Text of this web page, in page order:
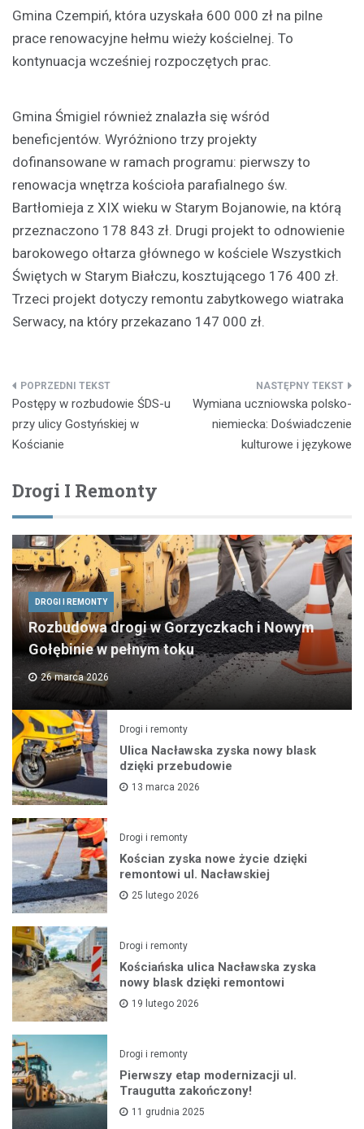
Gmina Czempiń, która uzyskała 600 000 zł na pilne
prace renowacyjne hełmu wieży kościelnej. To
kontynuacja wcześniej rozpoczętych prac.
Gmina Śmigiel również znalazła się wśród
beneficjentów. Wyróżniono trzy projekty
dofinansowane w ramach programu: pierwszy to
renowacja wnętrza kościoła parafialnego św.
Bartłomieja z XIX wieku w Starym Bojanowie, na którą
przeznaczono 178 843 zł. Drugi projekt to odnowienie
barokowego ołtarza głównego w kościele Wszystkich
Świętych w Starym Białczu, kosztującego 176 400 zł.
Trzeci projekt dotyczy remontu zabytkowego wiatraka
Serwacy, na który przekazano 147 000 zł.
Nawigacja
wpisu
Postępy w rozbudowie ŚDS-u
przy ulicy Gostyńskiej w
Kościanie
Wymiana uczniowska polsko-
niemiecka: Doświadczenie
kulturowe i językowe
Drogi I Remonty
DROGI I REMONTY
Rozbudowa drogi w Gorzyczkach i Nowym
Gołębinie w pełnym toku
26 marca 2026
Drogi i remonty
Ulica Nacławska zyska nowy blask
dzięki przebudowie
13 marca 2026
Drogi i remonty
Kościan zyska nowe życie dzięki
remontowi ul. Nacławskiej
25 lutego 2026
Drogi i remonty
Kościańska ulica Nacławska zyska
nowy blask dzięki remontowi
19 lutego 2026
Drogi i remonty
Pierwszy etap modernizacji ul.
Traugutta zakończony!
11 grudnia 2025